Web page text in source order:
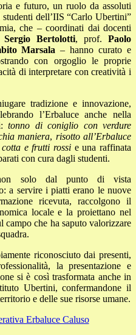
e futuro, un ruolo da assoluti
dell’IIS “Carlo Ubertini”
che – coordinati dai docenti
Sergio Bertolotti, prof. Paolo
Marsala – hanno curato e
con orgoglio le proprie
di interpretare con creatività i
tradizione e innovazione,
l’Erbaluce anche nella
tonno di coniglio con verdure
maniera, risotto all’Erbaluce
e frutti rossi e una raffinata
con cura dagli studenti.
solo dal punto di vista
a servire i piatti erano le nuove
ricevuta, raccolgono il
locale e la proiettano nel
che ha saputo valorizzare
riconosciuto dai presenti,
la presentazione e
si è così trasformata anche in
Ubertini, confermandone il
e delle sue risorse umane.
Erbaluce Caluso